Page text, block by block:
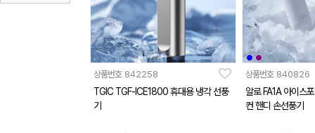
상품번호 842258
TGIC TGF-ICE1800 휴대용 냉각 선풍
기
상품번호 840826
알로 FA1A 아이스
컨 핸디 손선풍기